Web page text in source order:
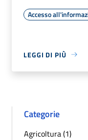
Accesso
LEGGI DI PIÙ
Categorie
Agricoltura (1)